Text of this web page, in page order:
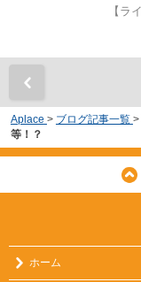
Aplace > ブログ記事一覧 >
等！？
ホーム